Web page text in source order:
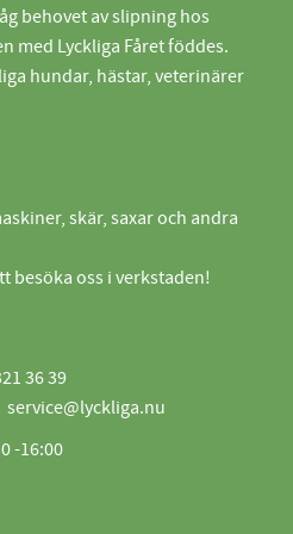
behovet av slipning hos
med Lyckliga Fåret föddes.
hundar, hästar, veterinärer
skär, saxar och andra
besöka oss i verkstaden!
36 39
service@lyckliga.nu
-16:00